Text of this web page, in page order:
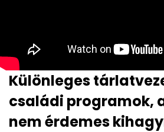
Különleges
családi programok,
nem érdemes